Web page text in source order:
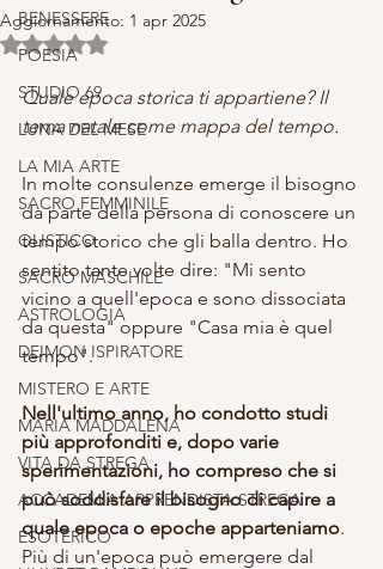
BENESSERE
POESIA
STUDIO 69
LUNA DEL MESE
LA MIA ARTE
SACRO FEMMINILE
OLISTICO
SACRO MASCHILE
ASTROLOGIA
DEIMON ISPIRATORE
MISTERO E ARTE
MARIA MADDALENA
VITA DA STREGA
ACCADEMIA APPRENDISTA STREGA
ESOTERICO
Aggiornamento: 1 apr 2025
Valutazione NaN stelle su 5.
Quale epoca storica ti appartiene? Il
tema natale come mappa del tempo.
In molte consulenze emerge il bisogno
da parte della persona di conoscere un
tempo storico che gli balla dentro. Ho
sentito tante volte dire: "Mi sento
vicino a quell'epoca e sono dissociata
da questa" oppure "Casa mia è quel
tempo".
Nell'ultimo anno, ho condotto studi
più approfonditi e, dopo varie
sperimentazioni, ho compreso che si
può soddisfare il bisogno di capire a
quale epoca o epoche apparteniamo.
Più di un'epoca può emergere dal